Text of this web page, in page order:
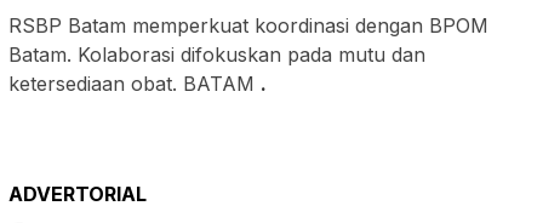
RSBP Batam memperkuat koordinasi dengan BPOM
Batam. Kolaborasi difokuskan pada mutu dan
ketersediaan obat. BATAM .
ADVERTORIAL